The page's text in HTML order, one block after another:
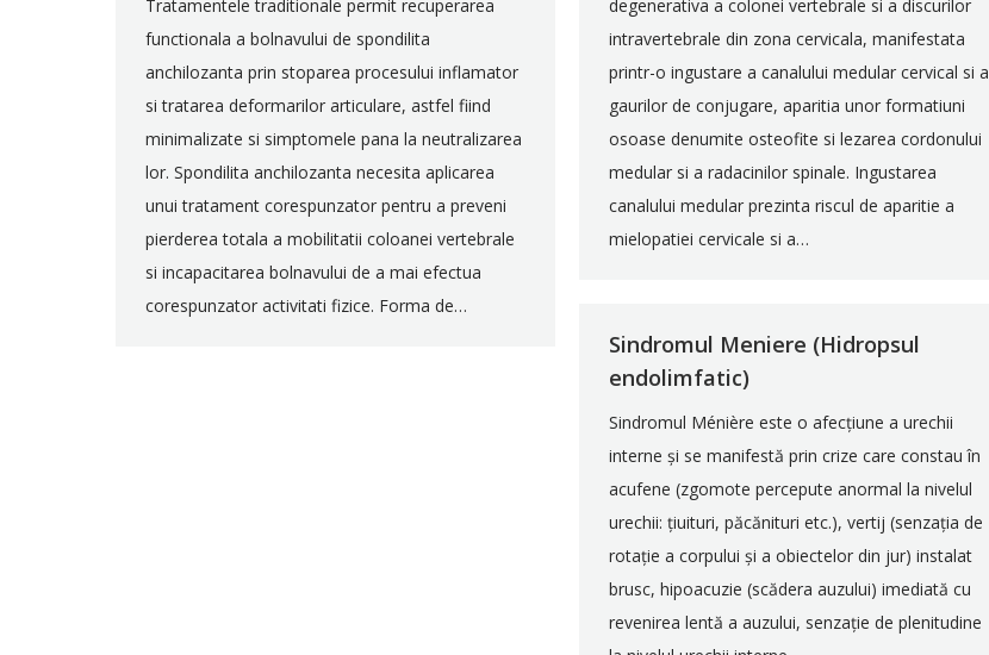
degenerativa a colonei vertebrale si a discurilor
intravertebrale din zona cervicala, manifestata
printr-o ingustare a canalului medular cervical si a
gaurilor de conjugare, aparitia unor formatiuni
osoase denumite osteofite si lezarea cordonului
medular si a radacinilor spinale. Ingustarea
canalului medular prezinta riscul de aparitie a
mielopatiei cervicale si a…
Tratamentele traditionale permit recuperarea
functionala a bolnavului de spondilita
anchilozanta prin stoparea procesului inflamator
si tratarea deformarilor articulare, astfel fiind
minimalizate si simptomele pana la neutralizarea
lor. Spondilita anchilozanta necesita aplicarea
unui tratament corespunzator pentru a preveni
pierderea totala a mobilitatii coloanei vertebrale
si incapacitarea bolnavului de a mai efectua
corespunzator activitati fizice. Forma de…
Sindromul Meniere (Hidropsul
endolimfatic)
Sindromul Ménière este o afecțiune a urechii
interne și se manifestă prin crize care constau în
acufene (zgomote percepute anormal la nivelul
urechii: țiuituri, păcănituri etc.), vertij (senzația de
rotație a corpului și a obiectelor din jur) instalat
brusc, hipoacuzie (scădera auzului) imediată cu
revenirea lentă a auzului, senzație de plenitudine